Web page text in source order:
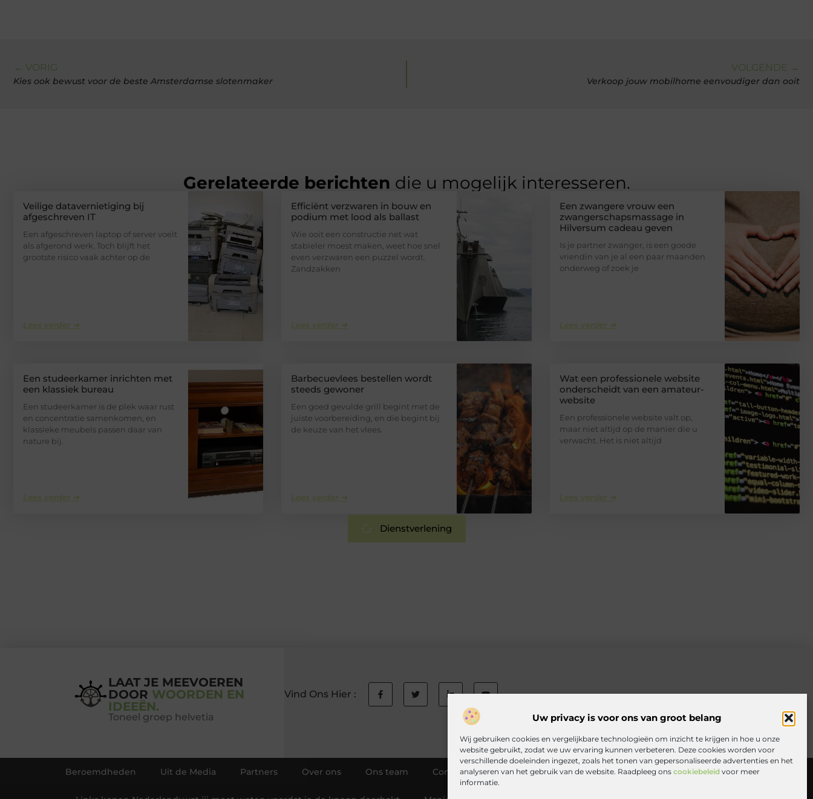
Uw privacy is voor ons van groot belang
Wij gebruiken cookies en vergelijkbare technologieën om inzicht te krijgen in hoe u onze
website gebruikt, zodat we uw ervaring kunnen verbeteren. Deze cookies worden voor
verschillende doeleinden ingezet, zoals het tonen van gepersonaliseerde advertenties en het
analyseren van het gebruik van de website. Raadpleeg ons cookiebeleid voor meer
informatie.
← VORIG
Kies ook bewust voor de beste Amsterdamse slotenmaker
VOLGENDE →
Verkoop jouw mobilhome eenvoudiger dan ooit
Gerelateerde berichten die u mogelijk interesseren.
Veilige datavernietiging bij
afgeschreven IT
Een afgeschreven laptop of server voelt
als afgerond werk. Toch blijft het
grootste risico vaak achter op de
Lees verder ➜
Efficiënt verzwaren in bouw en
podium met lood als ballast
Wie ooit een constructie net wat
stabieler moest maken, weet hoe snel
even verzwaren een puzzel wordt.
Zandzakken
Lees verder ➜
Een zwangere vrouw een
zwangerschapsmassage in
Hilversum cadeau geven
Is je partner zwanger, is een goede
vriendin van je al een paar maanden
onderweg of zoek je
Lees verder ➜
Een studeerkamer inrichten met
een klassiek bureau
Een studeerkamer is de plek waar rust
en concentratie samenkomen, en
klassieke meubels passen daar van
nature bij.
Lees verder ➜
Barbecuevlees bestellen wordt
steeds gewoner
Een goed gevulde grill begint met de
juiste voorbereiding, en die begint bij
de keuze van het vlees.
Lees verder ➜
Wat een professionele website
onderscheidt van een amateur-
website
Een professionele website valt op,
maar niet altijd op de manier die u
verwacht. Het is niet altijd
Lees verder ➜
Dienstverlening
LAAT JE MEEVOEREN
DOOR WOORDEN EN
IDEEËN.
Toneel groep helvetia
Vind Ons Hier :
Beroemdheden Uit de Media Partners Over ons Ons team Contact Auteur worden Website index Cookiebeleid (EU)